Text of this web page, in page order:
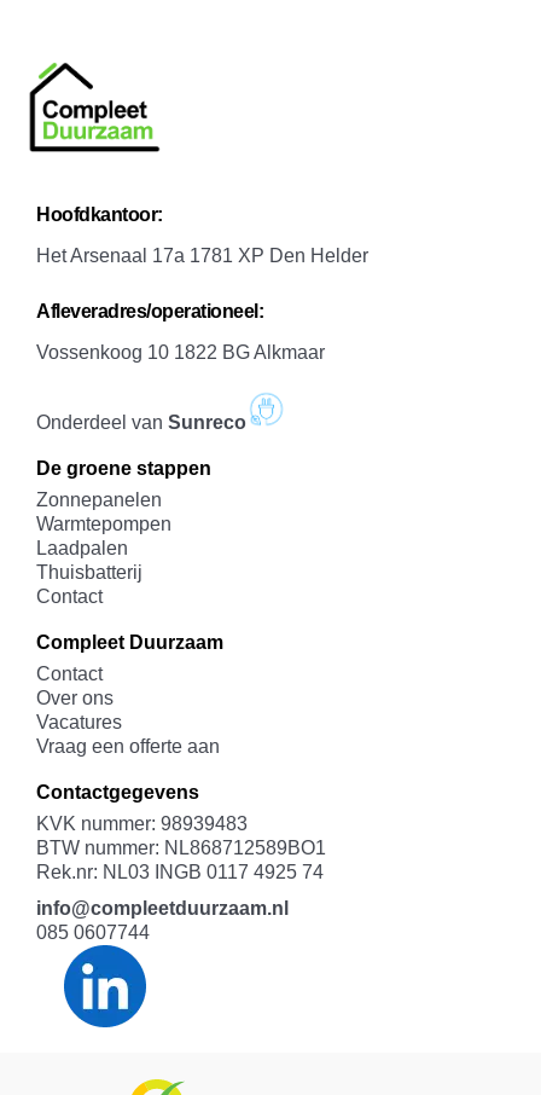
Hoofdkantoor:
Het Arsenaal 17a 1781 XP Den Helder
Afleveradres/operationeel:
Vossenkoog 10 1822 BG Alkmaar
Onderdeel van Sunreco
De groene stappen
Zonnepanelen
Warmtepompen
Laadpalen
Thuisbatterij
Contact
Compleet Duurzaam
Contact
Over ons
Vacatures
Vraag een offerte aan
Contactgegevens
KVK nummer: 98939483
BTW nummer: NL868712589BO1
Rek.nr: NL03 INGB 0117 4925 74
info@compleetduurzaam.nl
085 0607744